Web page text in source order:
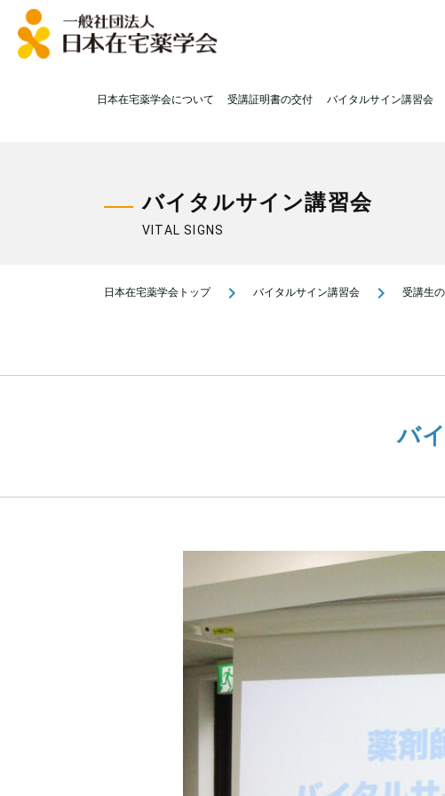
日本在宅薬学会について 受講証明書の交付 バイタルサイン講習会
バイタルサイン講習会
VITAL SIGNS
日本在宅薬学会トップ navigate_next バイタルサイン講習会 navigate_next 受講生
バ